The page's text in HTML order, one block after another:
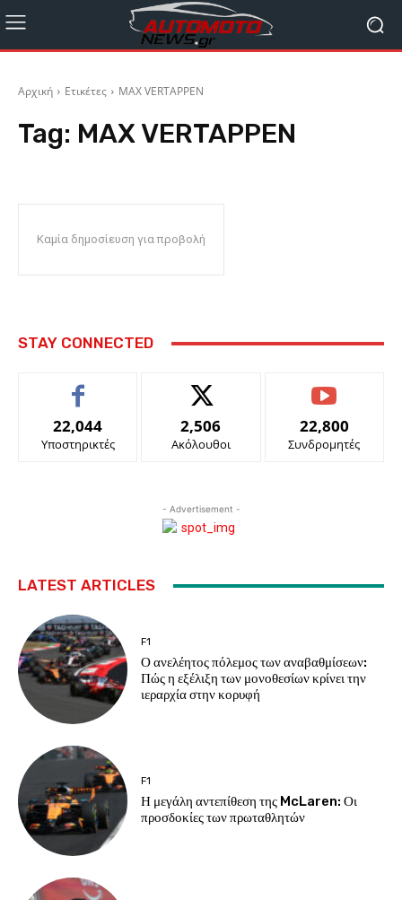
Αρχική Ετικέτες MAX VERTAPPEN
Tag: MAX VERTAPPEN
Καμία δημοσίευση για προβολή
STAY CONNECTED
22,044
Υποστηρικτές
2,506
Ακόλουθοι
22,800
Συνδρομητές
- Advertisement -
LATEST ARTICLES
F1
Ο ανελέητος πόλεμος των αναβαθμίσεων:
Πώς η εξέλιξη των μονοθεσίων κρίνει την
ιεραρχία στην κορυφή
F1
Η μεγάλη αντεπίθεση της McLaren: Οι
προσδοκίες των πρωταθλητών